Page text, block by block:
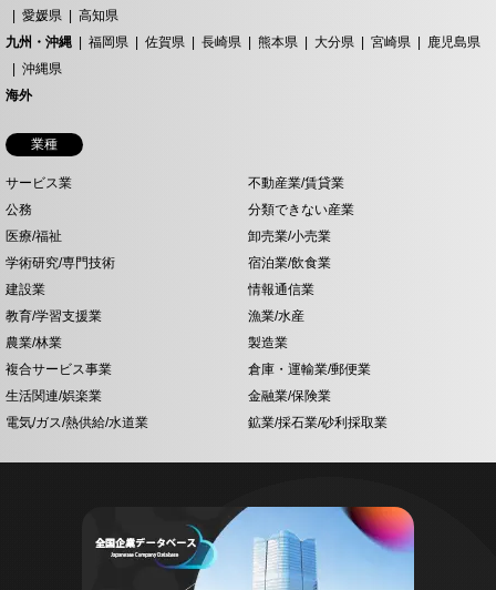
愛媛県
高知県
九州・沖縄
福岡県 佐賀県 長崎県 熊本県 大分県 宮崎県
鹿児島県
沖縄県
海外
業種
サービス業
不動産業/賃貸業
公務
分類できない産業
医療/福祉
卸売業/小売業
学術研究/専門技術
宿泊業/飲食業
建設業
情報通信業
教育/学習支援業
漁業/水産
農業/林業
製造業
複合サービス事業
倉庫・運輸業/郵便業
生活関連/娯楽業
金融業/保険業
電気/ガス/熱供給/水道業
鉱業/採石業/砂利採取業